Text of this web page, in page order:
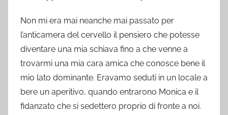
Non mi era mai neanche mai passato per
l’anticamera del cervello il pensiero che potesse
diventare una mia schiava fino a che venne a
trovarmi una mia cara amica che conosce bene il
mio lato dominante. Eravamo seduti in un locale a
bere un aperitivo, quando entrarono Monica e il
fidanzato che si sedettero proprio di fronte a noi.